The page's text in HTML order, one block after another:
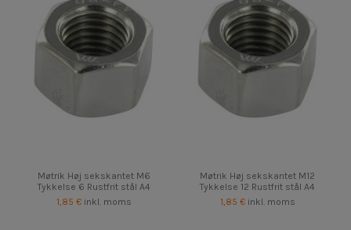
Møtrik Høj sekskantet M6
Tykkelse 6 Rustfrit stål A4
1,85 € inkl. moms
Møtrik Høj sekskantet M12
Tykkelse 12 Rustfrit stål A4
1,85 € inkl. moms